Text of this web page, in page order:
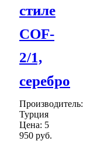
стиле
COF-
2/1,
серебро
Производитель:
Турция
Цена: 5
950 руб.